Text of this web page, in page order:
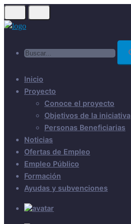
Skip
to
Inicio
Proyecto
Conoce el proyecto
Objetivos de la iniciativa
Personas Beneficiarias
Noticias
Ofertas de Empleo
Empleo Público
Formación
Ayudas y subvenciones